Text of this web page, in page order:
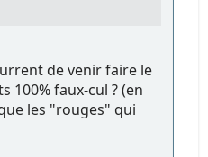
de venir faire le
100% faux-cul ? (en
les "rouges" qui